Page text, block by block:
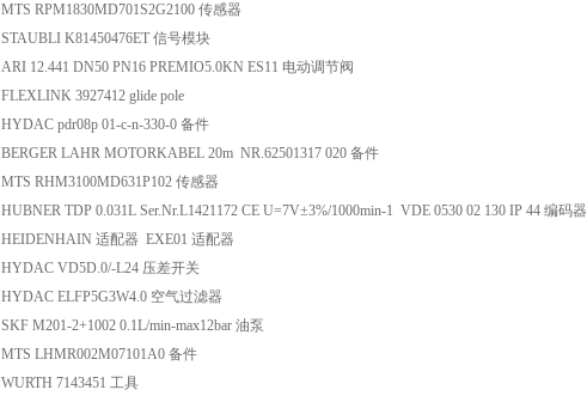
MTS RPM1830MD701S2G2100 传感器
STAUBLI K81450476ET 信号模块
ARI 12.441 DN50 PN16 PREMIO5.0KN ES11 电动调节阀
FLEXLINK 3927412 glide pole
HYDAC pdr08p 01-c-n-330-0 备件
BERGER LAHR MOTORKABEL 20m NR.62501317 020 备件
MTS RHM3100MD631P102 传感器
HUBNER TDP 0.031L Ser.Nr.L1421172 CE U=7V±3%/1000min-1 VDE 0530 02 130 IP 44 编码器
HEIDENHAIN 适配器 EXE01 适配器
HYDAC VD5D.0/-L24 压差开关
HYDAC ELFP5G3W4.0 空气过滤器
SKF M201-2+1002 0.1L/min-max12bar 油泵
MTS LHMR002M07101A0 备件
WURTH 7143451 工具